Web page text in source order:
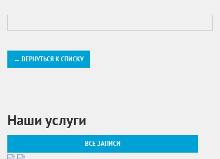
← ВЕРНУТЬСЯ К СПИСКУ
Наши услуги
ВСЕ ЗАПИСИ